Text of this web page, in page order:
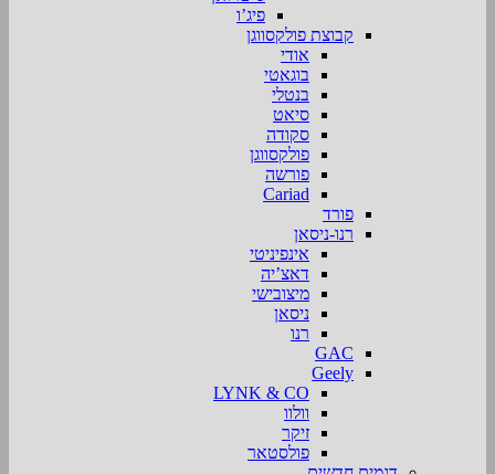
פיג’ו
קבוצת פולקסווגן
אודי
בוגאטי
בנטלי
סיאט
סקודה
פולקסווגן
פורשה
Cariad
פורד
רנו-ניסאן
אינפיניטי
דאצ’יה
מיצובישי
ניסאן
רנו
GAC
Geely
LYNK & CO
וולוו
זיקר
פולסטאר